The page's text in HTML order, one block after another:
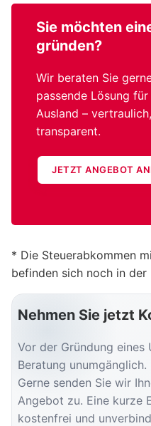
Sie möchten
gründen?
Wir beraten Sie
passende Lösung
Ausland –
transparent.
JETZT ANGEBOT
* Die Steuerabkommen
befinden sich noch in der
Nehmen Sie jetzt
Vor der Gründung eines
Beratung unumgänglich.
Gerne senden Sie wir
Angebot zu. Eine kurze
kostenfrei und